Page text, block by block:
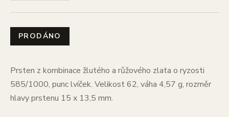
PRODÁNO
Prsten z kombinace žlutého a růžového zlata o ryzosti
585/1000, punc lvíček. Velikost 62, váha 4,57 g, rozměr
hlavy prstenu 15 x 13,5 mm.